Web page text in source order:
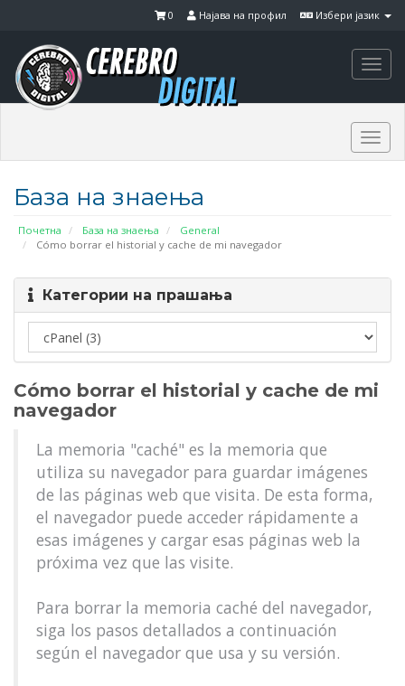
Избери јазик
Најава на профил
0
База на знаења
Почетна База на знаења
General
Cómo borrar el historial y cache de mi navegador
Категории на прашања
Cómo borrar el historial y cache de mi
navegador
La memoria "caché" es la memoria que
utiliza su navegador para guardar imágenes
de las páginas web que visita. De esta forma,
el navegador puede acceder rápidamente a
esas imágenes y cargar esas páginas web la
próxima vez que las visite.
Para borrar la memoria caché del navegador,
siga los pasos detallados a continuación
según el navegador que usa y su versión.